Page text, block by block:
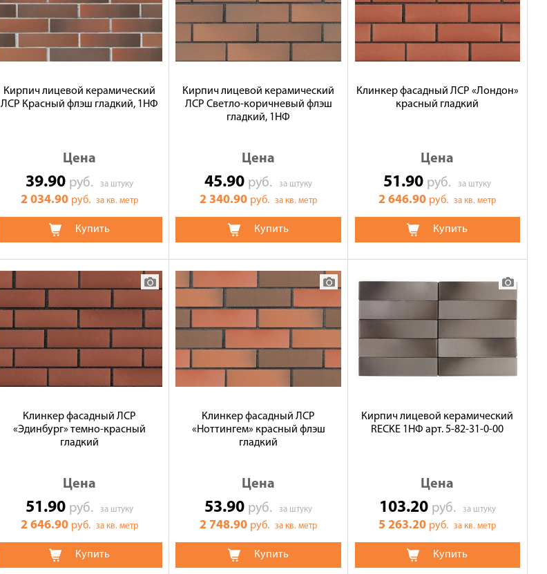
Кирпич лицевой керамический
ЛСР Красный флэш гладкий, 1НФ
Цена
39.90 руб. за штуку
2 034.90 руб. за кв. метр
Купить
Кирпич лицевой керамический
ЛСР Светло-коричневый флэш
гладкий, 1НФ
Цена
45.90 руб.за штуку
2 340.90 руб.за кв. метр
Купить
Клинкер фасадный ЛСР «Лондон»
красный гладкий
Цена
51.90 руб.за штуку
2 646.90 руб.за кв. метр
Купить
Клинкер фасадный ЛСР
«Эдинбург» темно-красный
гладкий
Цена
51.90 руб. за штуку
2 646.90 руб. за кв. метр
Купить
Клинкер фасадный ЛСР
«Ноттингем» красный флэш
гладкий
Цена
53.90 руб.за штуку
2 748.90 руб.за кв. метр
Купить
Кирпич лицевой керамический
RECKE 1НФ арт. 5-82-31-0-00
Цена
103.20 руб. за штуку
5 263.20 руб.за кв. метр
Купить